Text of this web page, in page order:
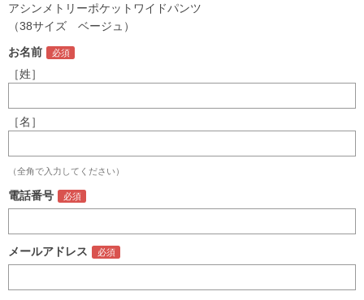
アシンメトリーポケットワイドパンツ
（38サイズ ベージュ）
お名前
［姓］
［名］
（全角で入力してください）
電話番号
メールアドレス